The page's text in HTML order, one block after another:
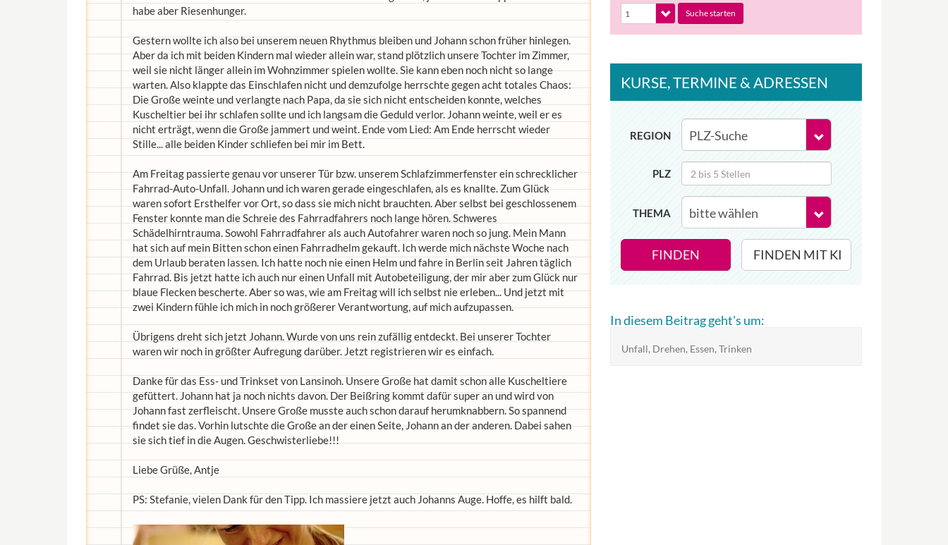
habe aber Riesenhunger.
Gestern wollte ich also bei unserem neuen Rhythmus bleiben und Johann schon früher hinlegen.
Aber da ich mit beiden Kindern mal wieder allein war, stand plötzlich unsere Tochter im Zimmer,
weil sie nicht länger allein im Wohnzimmer spielen wollte. Sie kann eben noch nicht so lange
warten. Also klappte das Einschlafen nicht und demzufolge herrschte gegen acht totales Chaos:
Die Große weinte und verlangte nach Papa, da sie sich nicht entscheiden konnte, welches
Kuscheltier bei ihr schlafen sollte und ich langsam die Geduld verlor. Johann weinte, weil er es
nicht erträgt, wenn die Große jammert und weint. Ende vom Lied: Am Ende herrscht wieder
Stille... alle beiden Kinder schliefen bei mir im Bett.
Am Freitag passierte genau vor unserer Tür bzw. unserem Schlafzimmerfenster ein schrecklicher
Fahrrad-Auto-Unfall. Johann und ich waren gerade eingeschlafen, als es knallte. Zum Glück
waren sofort Ersthelfer vor Ort, so dass sie mich nicht brauchten. Aber selbst bei geschlossenem
Fenster konnte man die Schreie des Fahrradfahrers noch lange hören. Schweres
Schädelhirntrauma. Sowohl Fahrradfahrer als auch Autofahrer waren noch so jung. Mein Mann
hat sich auf mein Bitten schon einen Fahrradhelm gekauft. Ich werde mich nächste Woche nach
dem Urlaub beraten lassen. Ich hatte noch nie einen Helm und fahre in Berlin seit Jahren täglich
Fahrrad. Bis jetzt hatte ich auch nur einen Unfall mit Autobeteiligung, der mir aber zum Glück nur
blaue Flecken bescherte. Aber so was, wie am Freitag will ich selbst nie erleben... Und jetzt mit
zwei Kindern fühle ich mich in noch größerer Verantwortung, auf mich aufzupassen.
Übrigens dreht sich jetzt Johann. Wurde von uns rein zufällig entdeckt. Bei unserer Tochter
waren wir noch in größter Aufregung darüber. Jetzt registrieren wir es einfach.
Danke für das Ess- und Trinkset von Lansinoh. Unsere Große hat damit schon alle Kuscheltiere
gefüttert. Johann hat ja noch nichts davon. Der Beißring kommt dafür super an und wird von
Johann fast zerfleischt. Unsere Große musste auch schon darauf herumknabbern. So spannend
findet sie das. Vorhin lutschte die Große an der einen Seite, Johann an der anderen. Dabei sahen
sie sich tief in die Augen. Geschwisterliebe!!!
Liebe Grüße, Antje
PS: Stefanie, vielen Dank für den Tipp. Ich massiere jetzt auch Johanns Auge. Hoffe, es hilft bald.
Suche starten
KURSE, TERMINE & ADRESSEN
REGION
PLZ
THEMA
FINDEN FINDEN MIT KI
In diesem Beitrag geht's um:
Unfall, Drehen, Essen, Trinken